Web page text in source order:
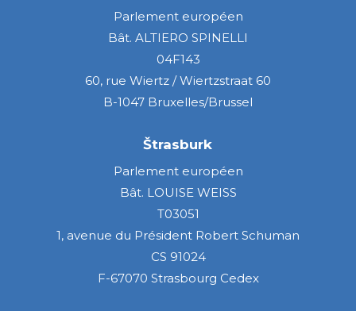
Parlement européen
Bât. ALTIERO SPINELLI
04F143
60, rue Wiertz / Wiertzstraat 60
B-1047 Bruxelles/Brussel
Štrasburk
Parlement européen
Bât. LOUISE WEISS
T03051
1, avenue du Président Robert Schuman
CS 91024
F-67070 Strasbourg Cedex